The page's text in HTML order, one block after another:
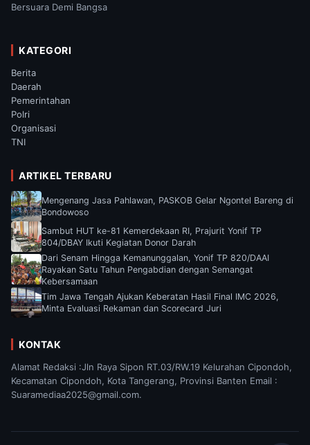
Bersuara Demi Bangsa
KATEGORI
Berita
Daerah
Pemerintahan
Polri
Organisasi
TNI
ARTIKEL TERBARU
Mengenang Jasa Pahlawan, PASKOB Gelar Ngontel Bareng di
Bondowoso
Sambut HUT ke-81 Kemerdekaan RI, Prajurit Yonif TP
804/DBAY Ikuti Kegiatan Donor Darah
Dari Senam Hingga Kemanunggalan, Yonif TP 820/DAAI
Rayakan Satu Tahun Pengabdian dengan Semangat
Kebersamaan
Tim Jawa Tengah Ajukan Keberatan Hasil Final IMC 2026,
Minta Evaluasi Rekaman dan Scorecard Juri
KONTAK
Alamat Redaksi :Jln Raya Sipon RT.03/RW.19 Kelurahan Cipondoh,
Kecamatan Cipondoh, Kota Tangerang, Provinsi Banten Email :
Suaramediaa2025@gmail.com.